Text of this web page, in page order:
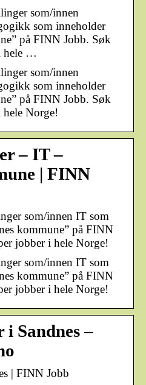
som/innen
som inneholder
på FINN Jobb. Søk
hele …
som/innen
som inneholder
på FINN Jobb. Søk
Norge!
– IT –
| FINN
som/innen IT som
kommune” på FINN
jobber i hele Norge!
som/innen IT som
kommune” på FINN
jobber i hele Norge!
Sandnes –
| FINN Jobb